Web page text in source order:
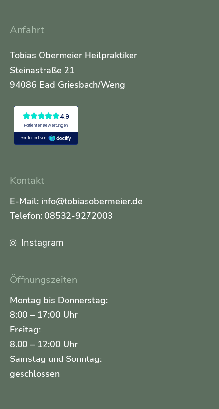
Anfahrt
Tobias Obermeier Heilpraktiker
Steinastraße 21
94086 Bad Griesbach/Weng
Kontakt
E-Mail: info@tobiasobermeier.de
Telefon: 08532-9272003
Instagram
Öffnungszeiten
Montag bis Donnerstag:
8:00 – 17:00 Uhr
Freitag:
8.00 – 12:00 Uhr
Samstag und Sonntag:
geschlossen